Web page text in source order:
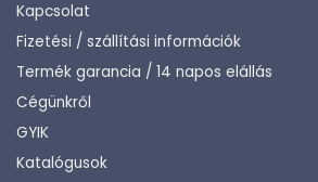
Kapcsolat
Fizetési / szállítási információk
Termék garancia / 14 napos elállás
Cégünkről
GYIK
Katalógusok